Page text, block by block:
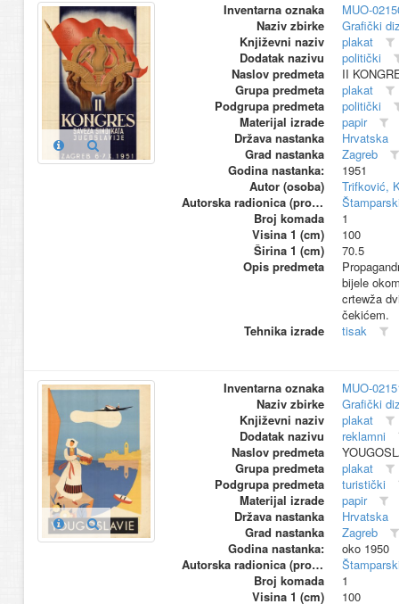
Inventarna oznaka
MUO-
Naziv zbirke
Grafički
Književni naziv
plakat
Dodatak nazivu
politički
Naslov predmeta
II
Grupa predmeta
plakat
Podgrupa predmeta
politički
Materijal izrade
papir
Država nastanka
Hrvatska
Grad nastanka
Zagreb
Godina nastanka:
1951
Autor (osoba)
Trifković,
Autorska radionica (proizvođač)
Broj komada
1
Visina 1 (cm)
100
Širina 1 (cm)
70.5
Opis predmeta
bijele
crtewža
čekićem.
Tehnika izrade
tisak
Inventarna oznaka
MUO-
Naziv zbirke
Grafički
Književni naziv
plakat
Dodatak nazivu
reklamni
Naslov predmeta
Grupa predmeta
plakat
Podgrupa predmeta
turistički
Materijal izrade
papir
Država nastanka
Hrvatska
Grad nastanka
Zagreb
Godina nastanka:
oko 1950
Autorska radionica (proizvođač)
Broj komada
1
Visina 1 (cm)
100